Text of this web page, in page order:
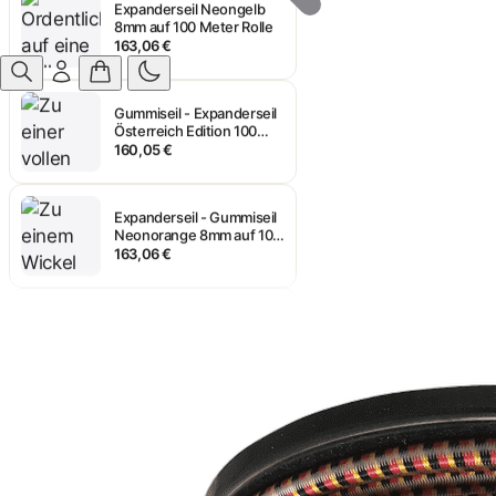
8mm auf 100 Meter Rolle
163,06 €
Gummiseil - Expanderseil
Österreich Edition 100
Meter auf Rolle Ø 8mm
160,05 €
Neonorange 8mm auf 100
Meter Rolle
163,06 €